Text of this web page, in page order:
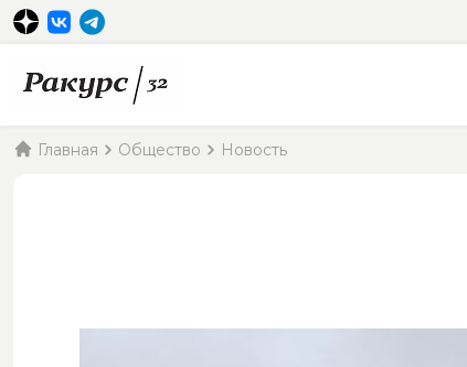
Главная Общество Новость